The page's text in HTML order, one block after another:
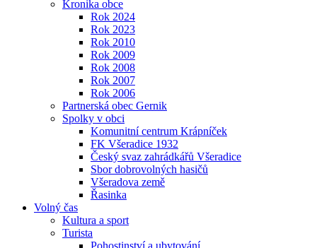
Kronika obce
Rok 2024
Rok 2023
Rok 2010
Rok 2009
Rok 2008
Rok 2007
Rok 2006
Partnerská obec Gernik
Spolky v obci
Komunitní centrum Krápníček
FK Všeradice 1932
Český svaz zahrádkářů Všeradice
Sbor dobrovolných hasičů
Všeradova země
Řasinka
Volný čas
Kultura a sport
Turista
Pohostinství a ubytování